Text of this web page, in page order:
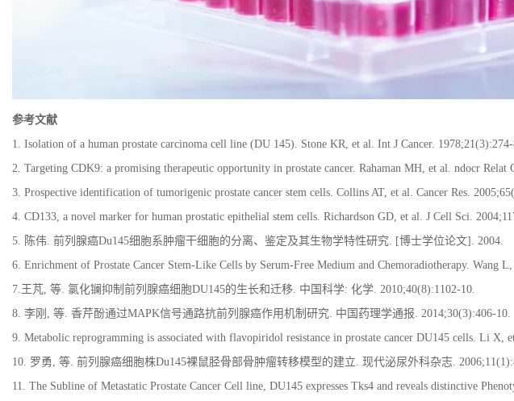
参考文献
1. Isolation of a human prostate carcinoma cell line (DU 145). Stone KR, et al. Int J Cancer.
2. Targeting CDK9: a promising therapeutic opportunity in prostate cancer. Rahaman MH, et al. ndocr
3. Prospective identification of tumorigenic prostate cancer stem cells. Collins AT, et al. Cancer Res.
4. CD133, a novel marker for human prostatic epithelial stem cells. Richardson GD, et al. J Cell Sci.
5.
陈伟 前列腺癌Du145细胞系肿瘤干细胞的分离、鉴定及其生物学特性研究 . [博士学位论文]. 2004.
6. Enrichment of Prostate Cancer Stem-Like Cells by Serum-Free Medium and Chemoradiotherapy. Wang
7. 王芃 等 氯化镧抑制前列腺癌细胞DU145的生长和迁移 中国科学: 化学 . 2010;40(8):1102-10.
8. 李刚 等 香芹酚通过MAPK信号通路抗前列腺癌作用机制研究 中国药理学通报 . 2014;30(3):406-10.
9. Metabolic reprogramming is associated with flavopiridol resistance in prostate cancer DU145 cells. Li X,
10. 罗勇 等 前列腺癌细胞株Du145裸鼠胫骨部骨肿瘤转移模型的建立 现代泌尿外科杂志 .
11. The Subline of Metastatic Prostate Cancer Cell line, DU145 expresses Tks4 and reveals distinctive